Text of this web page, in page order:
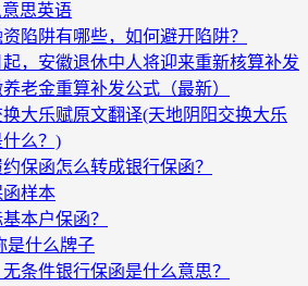
思英语
陷阱有哪些，如何避开陷阱？
起，安徽退休中人将迎来重新核算补发
老金重算补发公式（最新）
大乐赋原文翻译(天地阴阳交换大乐
么？)
保函怎么转成银行保函？
样本
本户保函？
是什么牌子
条件银行保函是什么意思？